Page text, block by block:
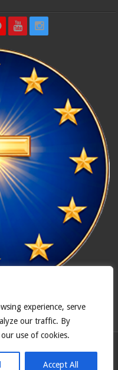
experience, serve
our traffic. By
use of cookies.
Accept All